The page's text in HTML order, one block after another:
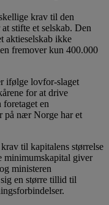
krav til den
stifte et selskab. Den
aktieselskab ikke
fremover kun 400.000
ifølge lovfor-slaget
for at drive
en
på nær Norge har et
til kapitalens størrelse
minimumskapital giver
ministeren
en større tillid til